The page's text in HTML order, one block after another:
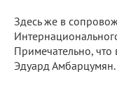
Здесь же в
Примечательно,
Эдуард Амбарцумян.